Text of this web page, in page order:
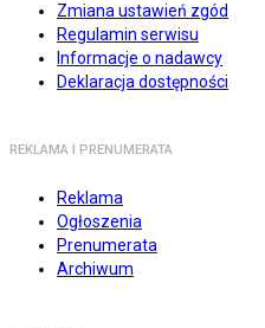
Zmiana ustawień zgód
Regulamin serwisu
Informacje o nadawcy
Deklaracja dostępności
REKLAMA I PRENUMERATA
Reklama
Ogłoszenia
Prenumerata
Archiwum